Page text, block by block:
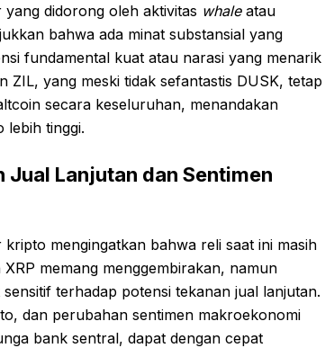
didorong oleh aktivitas whaleatau
bahwa ada minat substansial yang
fundamental kuat atau narasi yang menarik
ZIL, yang meski tidak sefantastis DUSK, tetap
secara keseluruhan, menandakan
lebih tinggi.
Jual Lanjutan dan Sentimen
mengingatkan bahwa reli saat ini masih
memang menggembirakan, namun
terhadap potensi tekanan jual lanjutan.
dan perubahan sentimen makroekonomi
bank sentral, dapat dengan cepat